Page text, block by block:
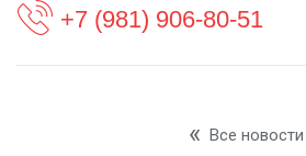
+7 (981) 906-80-51
Все новости